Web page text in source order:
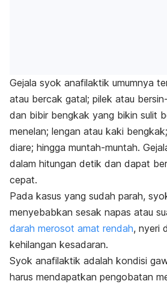
Gejala syok anafilaktik umumnya
atau bercak gatal; pilek atau
dan bibir bengkak yang bikin sulit
menelan; lengan atau kaki
diare; hingga muntah-muntah.
dalam hitungan detik dan dapat
cepat.
Pada kasus yang sudah parah,
menyebabkan sesak napas atau
darah merosot amat rendah, nyeri
kehilangan kesadaran.
Syok anafilaktik adalah kondisi
harus mendapatkan pengobatan